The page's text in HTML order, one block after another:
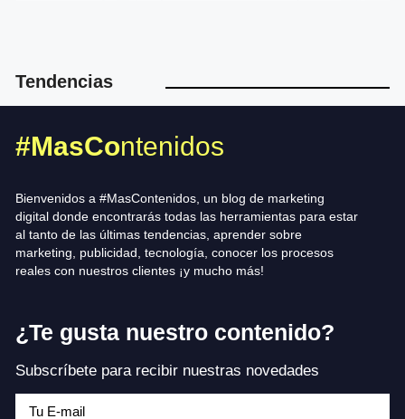
Tendencias
#MasContenidos
Bienvenidos a #MasContenidos, un blog de marketing
digital donde encontrarás todas las herramientas para estar
al tanto de las últimas tendencias, aprender sobre
marketing, publicidad, tecnología, conocer los procesos
reales con nuestros clientes ¡y mucho más!
¿Te gusta nuestro contenido?
Subscríbete para recibir nuestras novedades